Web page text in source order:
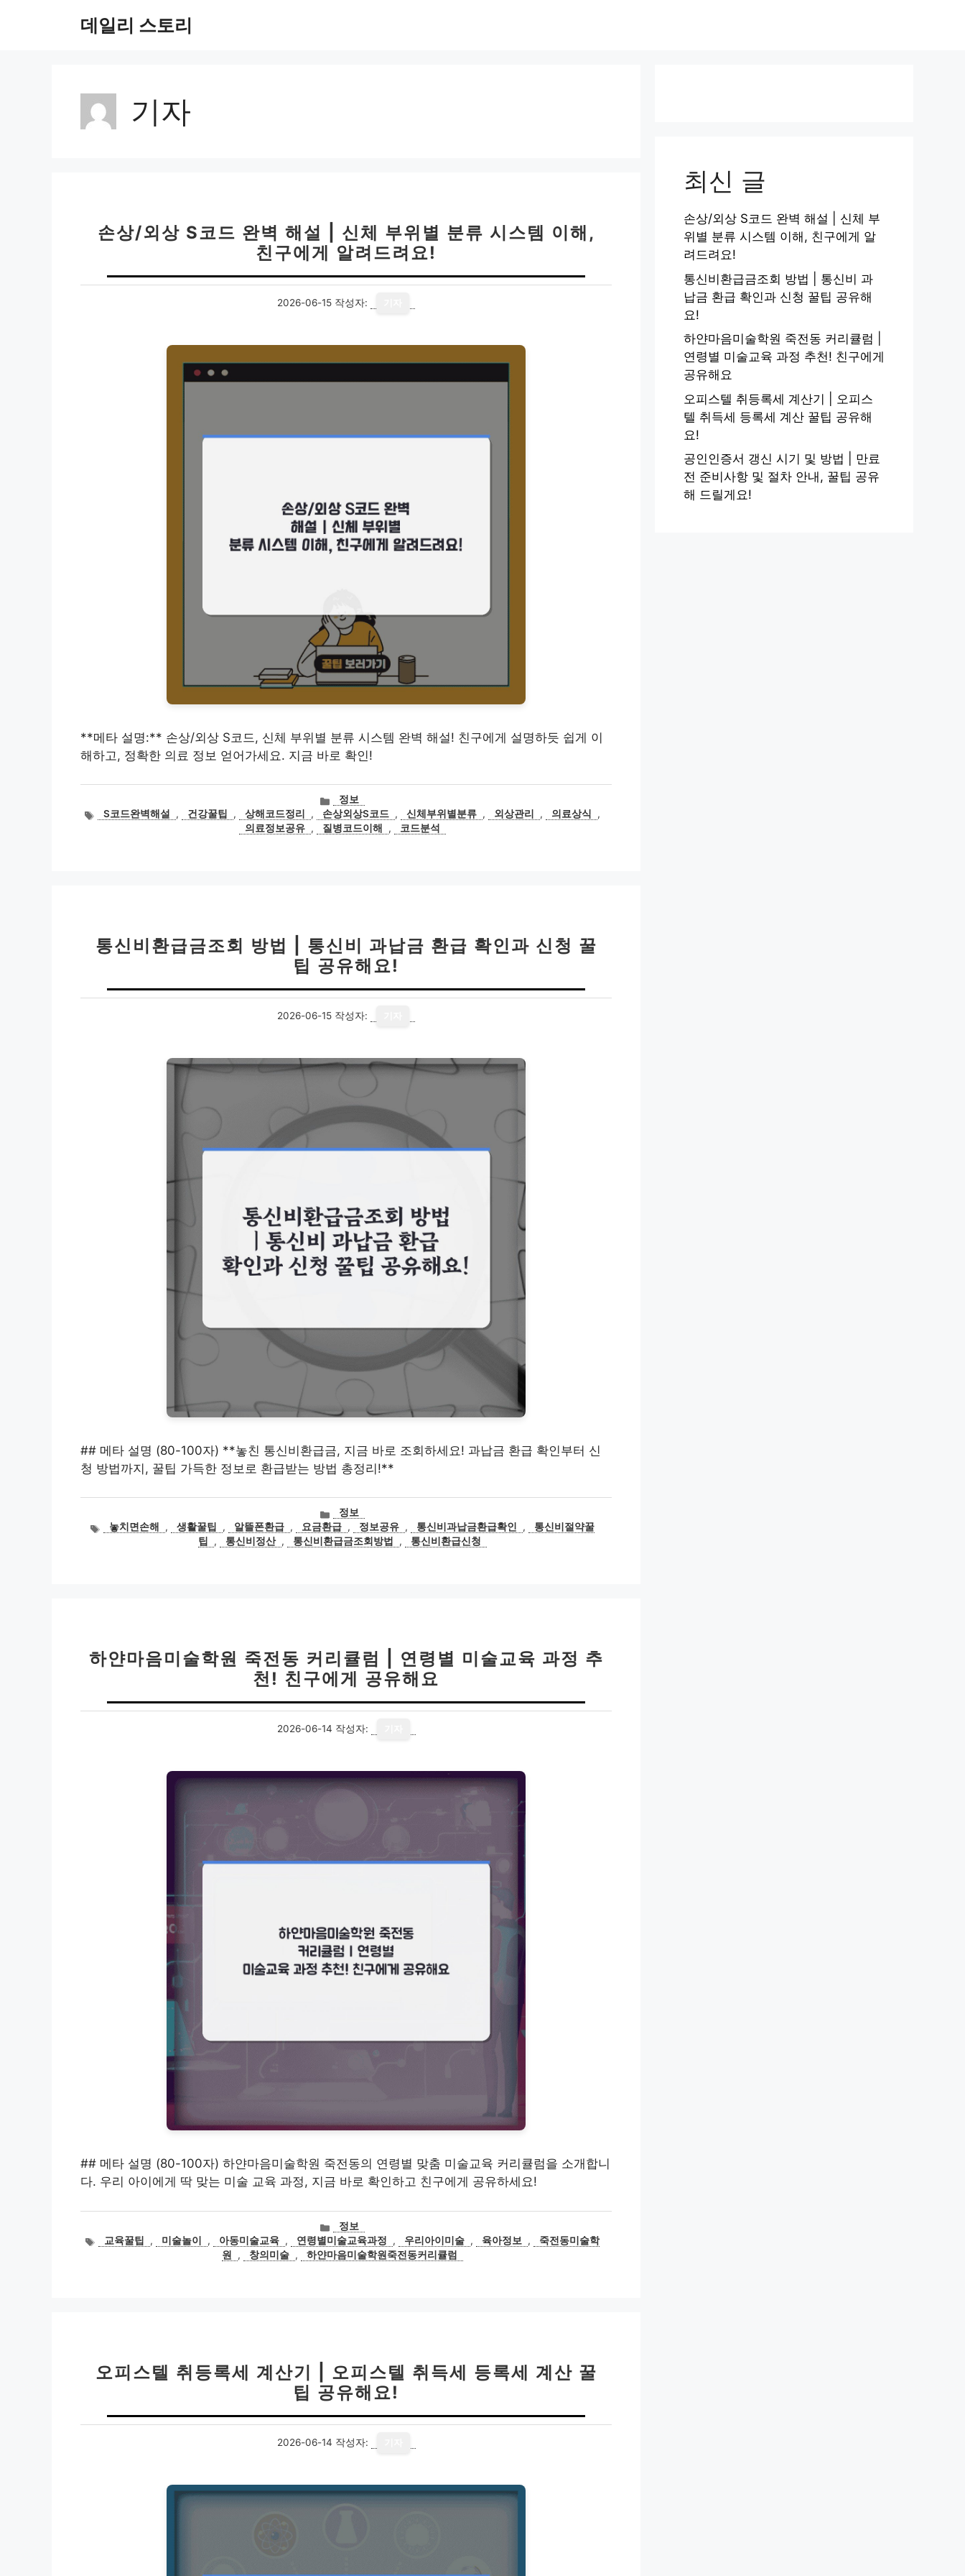
데일리 스토리
기자
손상/외상 S코드 완벽 해설 | 신체 부위별 분류 시스템 이해,
친구에게 알려드려요!
2026-06-15 작성자:
**메타 설명:** 손상/외상 S코드, 신체 부위별 분류 시스템 완벽 해설! 친구에게 설명하듯 쉽게 이
해하고, 정확한 의료 정보 얻어가세요. 지금 바로 확인!
카
테
고
정보
태S코드완벽해설 , 건강꿀팁 , 상해코드정리 , 손상외상S코드 , 신체부위별분류 , 외상관리 , 의료상식
,
의료정보공유 , 질병코드이해 , 코드분석
통신비환급금조회 방법 | 통신비 과납금 환급 확인과 신청 꿀
팁 공유해요!
2026-06-15 작성자:
## 메타 설명 (80-100자) **놓친 통신비환급금, 지금 바로 조회하세요! 과납금 환급 확인부터 신
청 방법까지, 꿀팁 가득한 정보로 환급받는 방법 총정리!**
카
테
고
정보
태놓치면손해 , 생활꿀팁 , 알뜰폰환급 , 요금환급 , 정보공유 , 통신비과납금환급확인 ,
통신비절약꿀
팁
, 통신비정산 , 통신비환급금조회방법 , 통신비환급신청
하얀마음미술학원 죽전동 커리큘럼 | 연령별 미술교육 과정 추
천! 친구에게 공유해요
2026-06-14 작성자:
## 메타 설명 (80-100자) 하얀마음미술학원 죽전동의 연령별 맞춤 미술교육 커리큘럼을 소개합니
다. 우리 아이에게 딱 맞는 미술 교육 과정, 지금 바로 확인하고 친구에게 공유하세요!
카
테
고
정보
태교육꿀팁 , 미술놀이 , 아동미술교육 , 연령별미술교육과정 , 우리아이미술 , 육아정보 ,
죽전동미술학
원
, 창의미술 , 하얀마음미술학원죽전동커리큘럼
오피스텔 취등록세 계산기 | 오피스텔 취득세 등록세 계산 꿀
팁 공유해요!
2026-06-14 작성자:
최신 글
손상/외상 S코드 완벽 해설 | 신체 부
위별 분류 시스템 이해, 친구에게 알
려드려요!
통신비환급금조회 방법 | 통신비 과
납금 환급 확인과 신청 꿀팁 공유해
요!
하얀마음미술학원 죽전동 커리큘럼 |
연령별 미술교육 과정 추천! 친구에게
공유해요
오피스텔 취등록세 계산기 | 오피스
텔 취득세 등록세 계산 꿀팁 공유해
요!
공인인증서 갱신 시기 및 방법 | 만료
전 준비사항 및 절차 안내, 꿀팁 공유
해 드릴게요!